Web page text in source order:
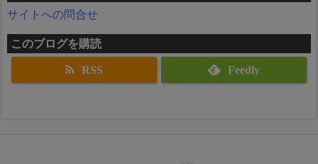
サイトへの問合せ
このブログを購読
RSS Feedly